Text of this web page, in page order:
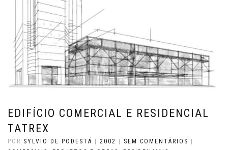
EDIFÍCIO COMERCIAL E RESIDENCIAL
TATREX
POR SYLVIO DE PODESTÁ 2002 SEM COMENTÁRIOS